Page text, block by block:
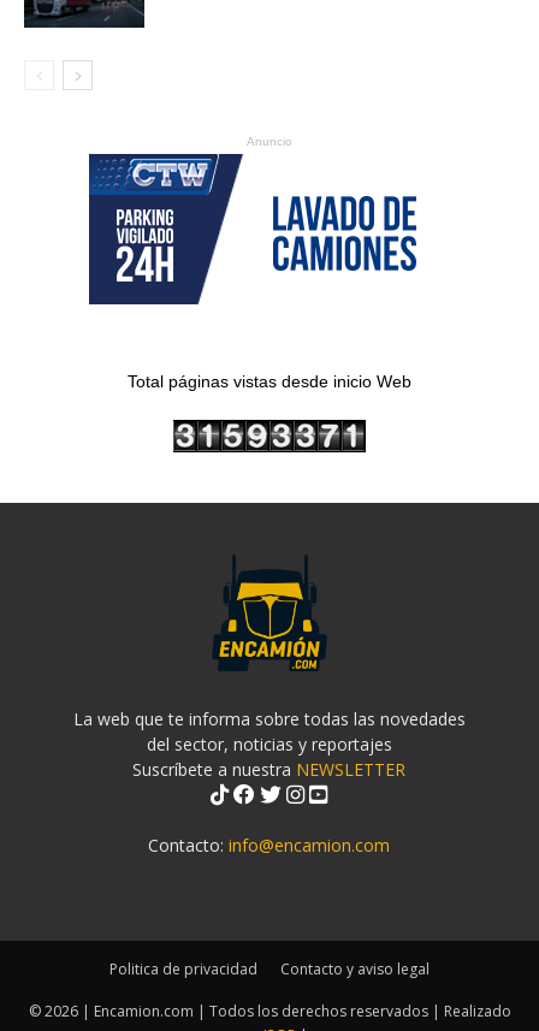
Anuncio
Total páginas vistas desde inicio Web
La web que te informa sobre todas las novedades
del sector, noticias y reportajes
Suscríbete a nuestra NEWSLETTER
Contacto:info@encamion.com
Politica de privacidad Contacto y aviso legal
© 2026 | Encamion.com | Todos los derechos reservados | Realizado